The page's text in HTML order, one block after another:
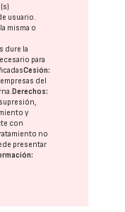
usuario.
misma o
dure la
para
Cesión:
empresas del
Derechos:
y
con
no
presentar